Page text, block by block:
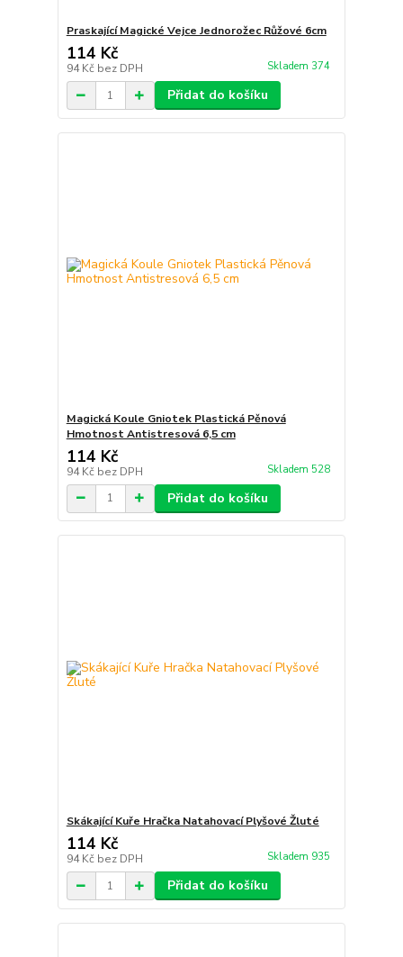
Praskající Magické Vejce Jednorožec Růžové 6cm
114 Kč
94 Kč bez DPH Skladem 374
Přidat do košíku
Magická Koule Gniotek Plastická Pěnová
Hmotnost Antistresová 6,5 cm
114 Kč
94 Kč bez DPH Skladem 528
Přidat do košíku
Skákající Kuře Hračka Natahovací Plyšové Žluté
114 Kč
94 Kč bez DPH Skladem 935
Přidat do košíku